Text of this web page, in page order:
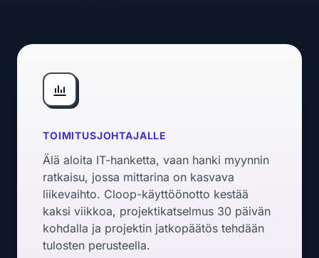
TOIMITUSJOHTAJALLE
Älä aloita IT-hanketta, vaan hanki myynnin
ratkaisu, jossa mittarina on kasvava
liikevaihto. Cloop-käyttöönotto kestää
kaksi viikkoa, projektikatselmus 30 päivän
kohdalla ja projektin jatkopäätös tehdään
tulosten perusteella.